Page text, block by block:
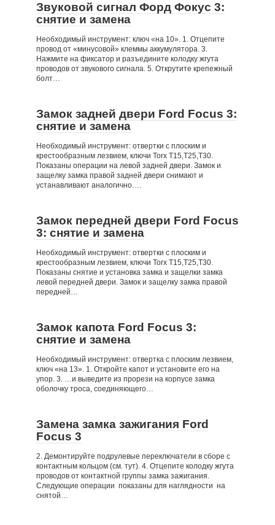
Звуковой сигнал Форд Фокус 3:
снятие и замена
Необходимый инструмент: ключ «на 10». 1. Отцепите
провод от «минусовой» клеммы аккумулятора. 3.
Нажмите на фиксатор и разъедините колодку жгута
проводов от звукового сигнала. 5. Открутите крепежный
болт…
Замок задней двери Ford Focus 3:
снятие и замена
Необходимый инструмент: отвертки с плоским и
крестообразным лезвием, ключи Torx Т15,Т25,Т30.
Показаны операции на левой задней двери. Замок и
защелку замка правой задней двери снимают и
устанавливают аналогично….
Замок передней двери Ford Focus
3: снятие и замена
Необходимый инструмент: отвертки с плоским и
крестообразным лезвием, ключи Torx Т15,Т25,T30.
Показаны снятие и установка замка и защелки замка
левой передней двери. Замок и защелку замка правой
передней…
Замок капота Ford Focus 3:
снятие и замена
Необходимый инструмент: отвертка с плоским лезвием,
ключ «на 13». 1. Откройте капот и установите его на
упор. 3. …и выведите из прорези на корпусе замка
оболочку троса, соединяющего…
Замена замка зажигания Ford
Focus 3
2. Демонтируйте подрулевые переключатели в сборе с
контактным кольцом (см. тут). 4. Отцепите колодку жгута
проводов от контактной группы замка зажигания.
Следующие операции показаны для наглядности на
снятой…